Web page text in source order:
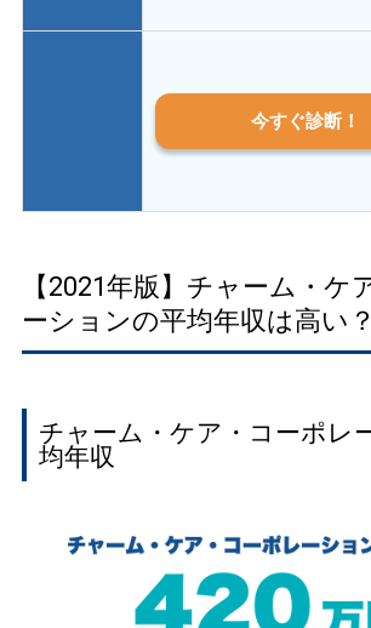
今すぐ診断！
【2021年版】チャーム・ケ
ーションの平均年収は高い
チャーム・ケア・コーポレ
均年収